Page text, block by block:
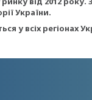
України.
у всіх регіонах